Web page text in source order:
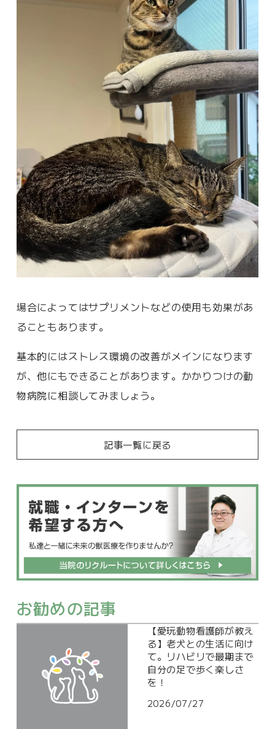
場合によってはサプリメントなどの使用も効果があ
ることもあります。
基本的にはストレス環境の改善がメインになります
が、他にもできることがあります。かかりつけの動
物病院に相談してみましょう。
記事一覧に戻る
お勧めの記事
【愛玩動物看護師が教え
る】老犬との生活に向け
て。リハビリで最期まで
自分の足で歩く楽しさ
を！
2026/07/27